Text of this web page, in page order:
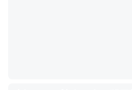
昆虫ってカルシウム少ないのか。
コオロギのカルシウム分はエビの
─ニュース :: 【研究発表】昆虫学の大問